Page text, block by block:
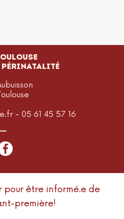
périnatalité
- 05 61 45 57 16
pour être informé.e de
première!